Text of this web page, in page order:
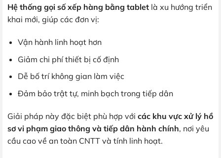
Hệ thống gọi số xếp hàng bằng tablet là xu hướng triển
khai mới, giúp các đơn vị:
Vận hành linh hoạt hơn
Giảm chi phí thiết bị cố định
Dễ bố trí không gian làm việc
Đảm bảo trật tự, minh bạch trong tiếp dân
Giải pháp này đặc biệt phù hợp với các khu vực xử lý hồ
sơ vi phạm giao thông và tiếp dân hành chính, nơi yêu
cầu cao về an toàn CNTT và tính linh hoạt.